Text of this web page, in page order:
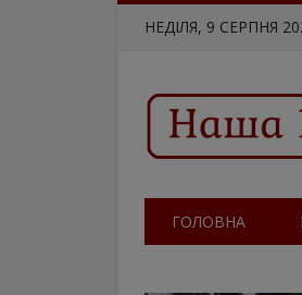
НЕДІЛЯ, 9 СЕРПНЯ
ГОЛОВНА